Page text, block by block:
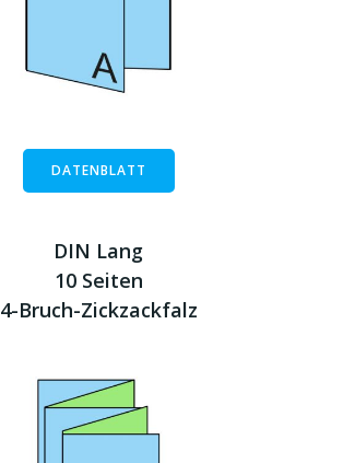
DATENBLATT
DIN Lang
10 Seiten
4-Bruch-Zickzackfalz